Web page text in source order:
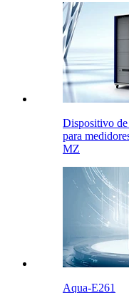
Dispositivo
para
MZ
Aqua-E261